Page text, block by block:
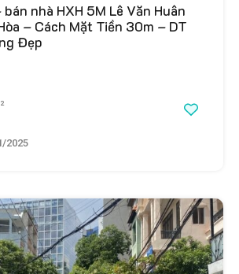
nhà HXH 5M Lê Văn Huân
– Cách Mặt Tiền 30m – DT
Đẹp
2025